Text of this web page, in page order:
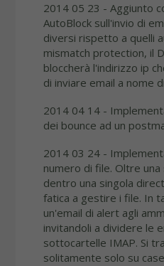
2014 05 23 - Aggiunto
AutoBlock sull'invio di
diversi rispetto a quelli
mismatch protection, il
bloccherà l'indirizzo ip
di inviare email a nome
2014 04 14 -
dei bounce ad un
2014 03 24 -
numero di file. Oltre
dentro una singola
fatica a gestire i file. In
un'email di alert agli
invitandoli a dividere le
sottocartelle IMAP. Si
solitamente solo su